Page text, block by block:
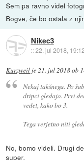
Sem pa ravno videl
Bogve, če bo ostala z
Nikec3
::22. jul 2018, 19:12
Kurzweil je21. jul 2018 ob
Nekaj takšnega. Po
dripci gledajo. Prvi
vedet, kako bo 3.
Tega verjetno niti
No, bomo videli. Drugi
super.